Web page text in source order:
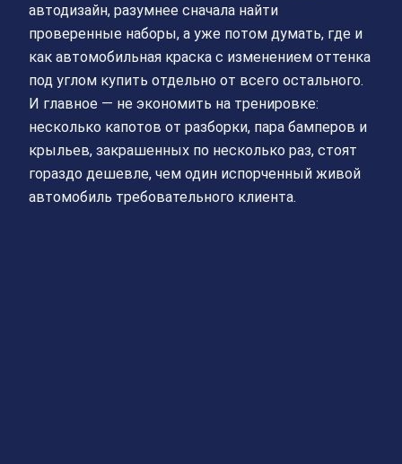
автодизайн, разумнее сначала найти
проверенные наборы, а уже потом думать, где и
как автомобильная краска с изменением оттенка
под углом купить отдельно от всего остального.
И главное — не экономить на тренировке:
несколько капотов от разборки, пара бамперов и
крыльев, закрашенных по несколько раз, стоят
гораздо дешевле, чем один испорченный живой
автомобиль требовательного клиента.